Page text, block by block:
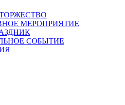
МЕРОПРИЯТИЕ
СОБЫТИЕ